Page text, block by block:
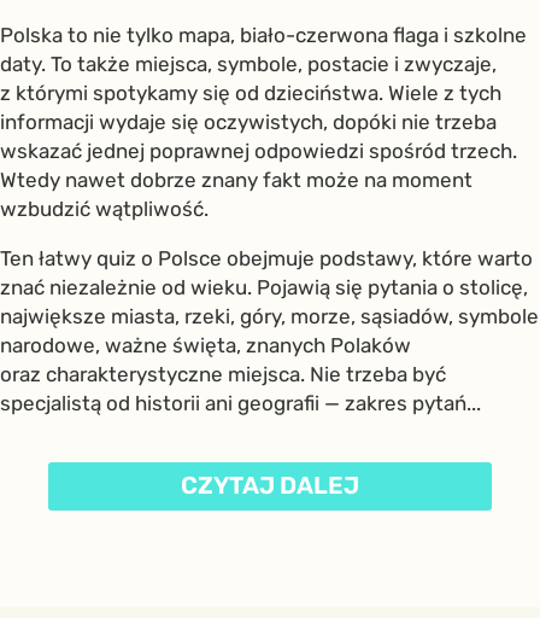
Polska to nie tylko mapa, biało-czerwona flaga i szkolne
daty. To także miejsca, symbole, postacie i zwyczaje,
z którymi spotykamy się od dzieciństwa. Wiele z tych
informacji wydaje się oczywistych, dopóki nie trzeba
wskazać jednej poprawnej odpowiedzi spośród trzech.
Wtedy nawet dobrze znany fakt może na moment
wzbudzić wątpliwość.
Ten łatwy quiz o Polsce obejmuje podstawy, które warto
znać niezależnie od wieku. Pojawią się pytania o stolicę,
największe miasta, rzeki, góry, morze, sąsiadów, symbole
narodowe, ważne święta, znanych Polaków
oraz charakterystyczne miejsca. Nie trzeba być
specjalistą od historii ani geografii — zakres pytań...
CZYTAJ DALEJ